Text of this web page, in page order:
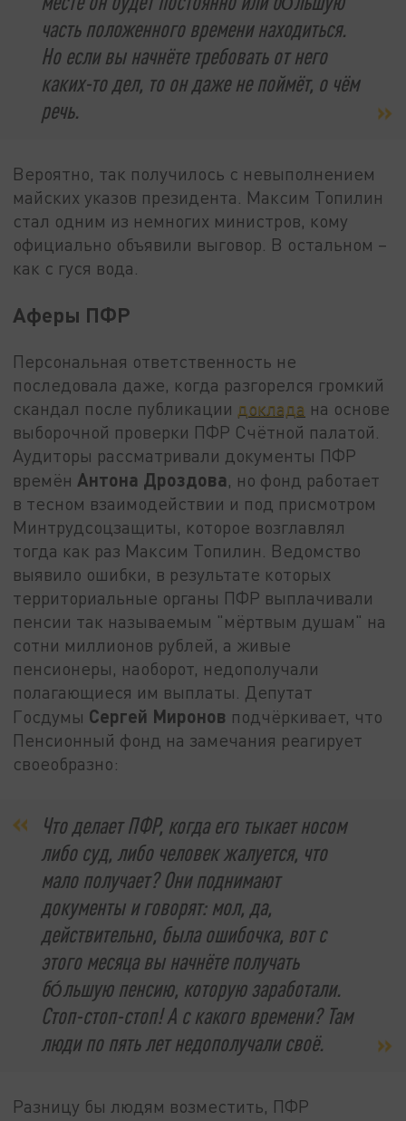
часть положенного времени находиться.
Но если вы начнёте требовать от него
каких-то дел, то он даже не поймёт, о чём
речь.
Вероятно, так получилось с невыполнением
майских указов президента. Максим Топилин
стал одним из немногих министров, кому
официально объявили выговор. В остальном –
как с гуся вода.
Аферы ПФР
Персональная ответственность не
последовала даже, когда разгорелся громкий
скандал после публикации доклада на основе
выборочной проверки ПФР Счётной палатой.
Аудиторы рассматривали документы ПФР
времён Антона Дроздова, но фонд работает
в тесном взаимодействии и под присмотром
Минтрудсоцзащиты, которое возглавлял
тогда как раз Максим Топилин. Ведомство
выявило ошибки, в результате которых
территориальные органы ПФР выплачивали
пенсии так называемым "мёртвым душам" на
сотни миллионов рублей, а живые
пенсионеры, наоборот, недополучали
полагающиеся им выплаты. Депутат
Госдумы Сергей Миронов подчёркивает, что
Пенсионный фонд на замечания реагирует
своеобразно:
Что делает ПФР, когда его тыкает носом
либо суд, либо человек жалуется, что
мало получает? Они поднимают
документы и говорят: мол, да,
действительно, была ошибочка, вот с
этого месяца вы начнёте получать
бо́льшую пенсию, которую заработали.
Стоп-стоп-стоп! А с какого времени? Там
люди по пять лет недополучали своё.
Разницу бы людям возместить, ПФР